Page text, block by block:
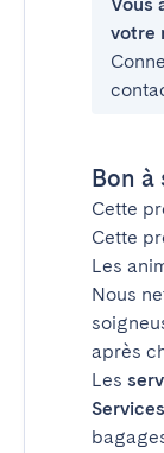
votre
Bon à
Cette
Cette
Les
Nous
après
Les